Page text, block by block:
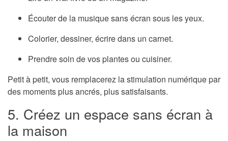
Écouter de la musique sans écran sous les yeux.
Colorier, dessiner, écrire dans un carnet.
Prendre soin de vos plantes ou cuisiner.
Petit à petit, vous remplacerez la stimulation numérique par
des moments plus ancrés, plus satisfaisants.
5. Créez un espace sans écran à
la maison